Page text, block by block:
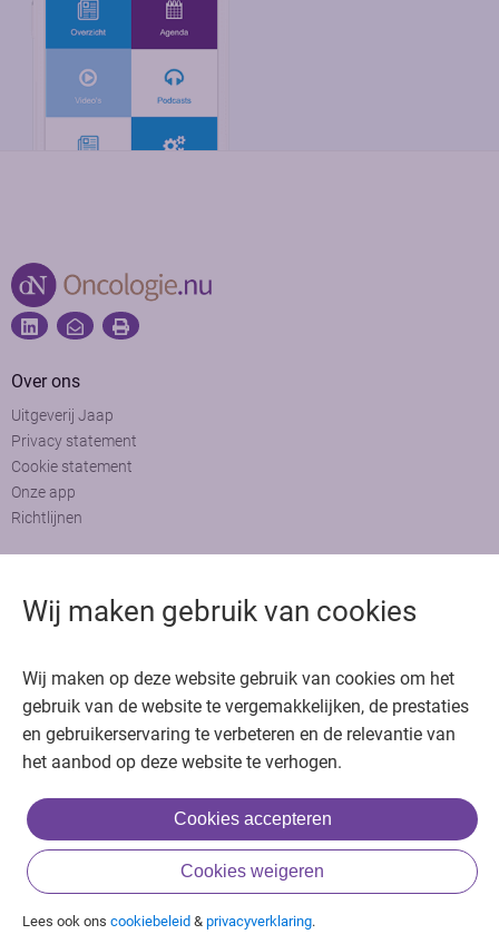
Wij maken gebruik van cookies
Wij maken op deze website gebruik van cookies om het
gebruik van de website te vergemakkelijken, de prestaties
en gebruikerservaring te verbeteren en de relevantie van
het aanbod op deze website te verhogen.
Cookies accepteren
Cookies weigeren
Lees ook ons cookiebeleid & privacyverklaring.
Bedankt voor het bezoeken van Oncologie.nu
Krijg gratis toegang in 30 seconden of log in om verder te gaan
of
Inloggen met BIG & achternaam
Inloggen met een account
Over ons
Uitgeverij Jaap
Privacy statement
Cookie statement
Onze app
Richtlijnen
Adviesraad
Copyright © 2026. Uitgeverij Jaap. Alle rechten voorbehouden.